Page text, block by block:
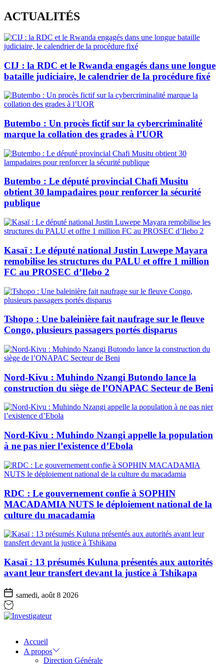
Skip
to
content
ACTUALITÉS
CIJ : la RDC et le Rwanda engagés dans une longue
bataille judiciaire, le calendrier de la procédure fixé
Butembo : Un procès fictif sur la cybercriminalité
marque la collation des grades à l’UOR
Butembo : Le député provincial Chafi Musitu
obtient 30 lampadaires pour renforcer la sécurité
publique
Kasaï : Le député national Justin Luwepe Mayara
remobilise les structures du PALU et offre 1 million
FC au PROSEC d’Ilebo 2
Tshopo : Une baleinière fait naufrage sur le fleuve
Congo, plusieurs passagers portés disparus
Nord-Kivu : Muhindo Nzangi Butondo lance la
construction du siège de l’ONAPAC Secteur de Beni
Nord-Kivu : Muhindo Nzangi appelle la population
à ne pas nier l’existence d’Ebola
RDC : Le gouvernement confie à SOPHIN
MACADAMIA NUTS le déploiement national de la
culture du macadamia
Kasaï : 13 présumés Kuluna présentés aux autorités
avant leur transfert devant la justice à Tshikapa
samedi, août 8 2026
Accueil
A propos
Direction Générale